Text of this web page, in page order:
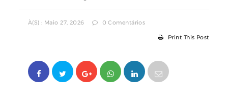
À(s) : Maio 27, 2026 0 Comentários
Print This Post